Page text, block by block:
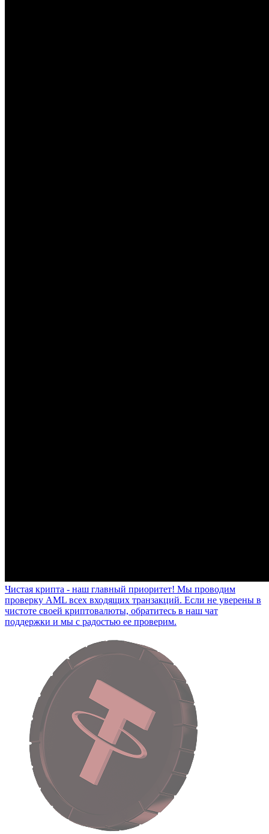
Чистая крипта - наш главный приоритет! Мы проводим
проверку AML всех входящих транзакций. Если не уверены в
чистоте своей криптовалюты, обратитесь в наш чат
поддержки и мы с радостью ее проверим.